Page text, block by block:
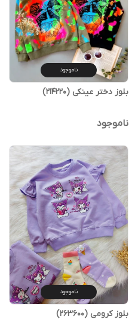
ناموجود
بلوز دختر عینکی (214220)
ناموجود
ناموجود
بلوز کرومی (263600)